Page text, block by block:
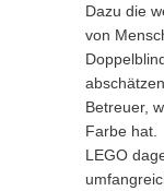
Dazu die
von
Betreuer,
Farbe hat.
LEGO